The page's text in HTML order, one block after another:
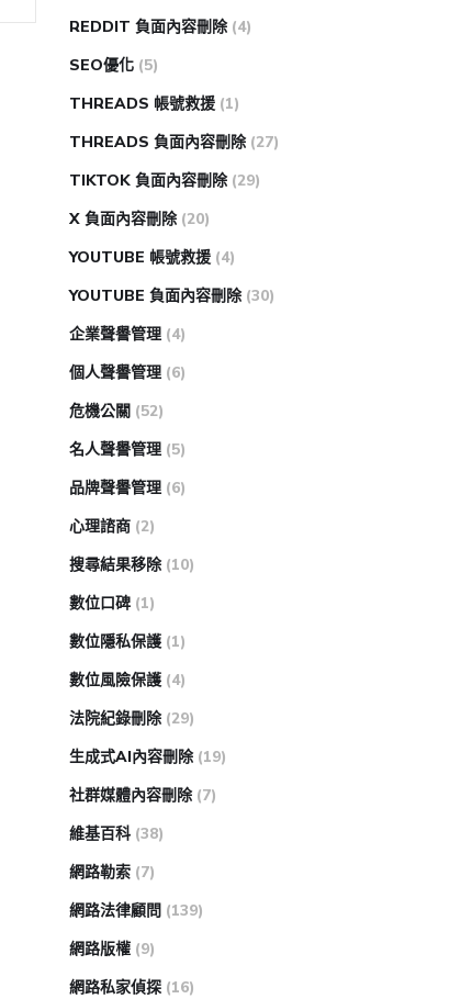
REDDIT 負面內容刪除 (4)
SEO優化 (5)
THREADS 帳號救援 (1)
THREADS 負面內容刪除 (27)
TIKTOK 負面內容刪除 (29)
X 負面內容刪除 (20)
YOUTUBE 帳號救援 (4)
YOUTUBE 負面內容刪除 (30)
企業聲譽管理 (4)
個人聲譽管理 (6)
危機公關 (52)
名人聲譽管理 (5)
品牌聲譽管理 (6)
心理諮商 (2)
搜尋結果移除 (10)
數位口碑 (1)
數位隱私保護 (1)
數位風險保護 (4)
法院紀錄刪除 (29)
生成式AI內容刪除 (19)
社群媒體內容刪除 (7)
維基百科 (38)
網路勒索 (7)
網路法律顧問 (139)
網路版權 (9)
網路私家偵探 (16)